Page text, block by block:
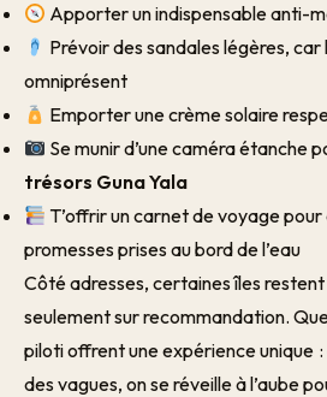
Apporter un indispensable anti-
Prévoir des sandales légères, car
omniprésent
Emporter une crème solaire
Se munir d’une caméra étanche
trésors Guna Yala
T’offrir un carnet de voyage
promesses prises au bord de l’eau
Côté adresses, certaines îles
seulement sur recommandation.
piloti offrent une expérience unique :
des vagues, on se réveille à l’aube